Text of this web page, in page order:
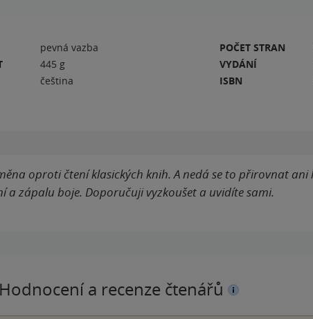
pevná vazba
445 g
čeština
POČET STRAN
VYDÁNÍ
ISBN
oproti čtení klasických knih. A nedá se to přirovnat
a zápalu boje. Doporučuji vyzkoušet a uvidíte sami.
Hodnocení a recenze čtenářů